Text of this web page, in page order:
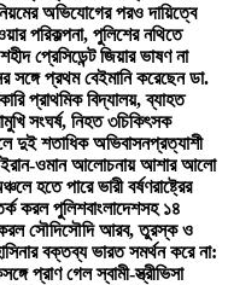
অভিযোগের পরও দায়িত্বে
পরিকল্পনা, পুলিশের নথিতে
প্রেসিডেন্ট জিয়ার ভাষণ না
প্রথম বেইমানি করেছেন ডা.
প্রাথমিক বিদ্যালয়, ব্যাহত
সংঘর্ষ, নিহত ৩চিকিৎসক
দুই শতাধিক অভিবাসনপ্রত্যাশী
ইরান-ওমান আলোচনায় আশার আলো
হতে পারে ভারী বর্ষণরাষ্ট্রের
করল পুলিশবাংলাদেশসহ ১৪
সৌদিসৌদি আরব, তুরস্ক ও
বক্তব্য ভারত সমর্থন করে না:
প্রাণ গেল স্বামী-স্ত্রীভিসা